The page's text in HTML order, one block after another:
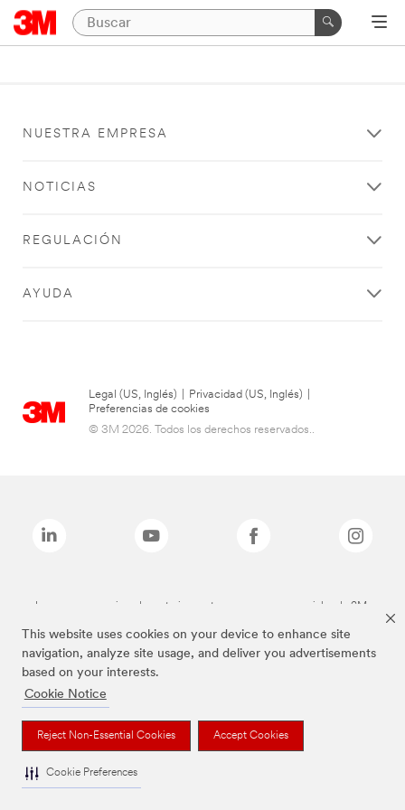
This website uses cookies on your device to enhance site
navigation, analyze site usage, and deliver you advertisements
based on your interests.
Cookie Notice
Reject Non-Essential Cookies Accept Cookies
Cookie Preferences
NUESTRA EMPRESA
NOTICIAS
REGULACIÓN
AYUDA
Legal (US, Inglés) Privacidad (US, Inglés)
Preferencias de cookies
© 3M 2026. Todos los derechos reservados..
Las marcas mencionadas anteriormente son marcas comerciales de 3M.